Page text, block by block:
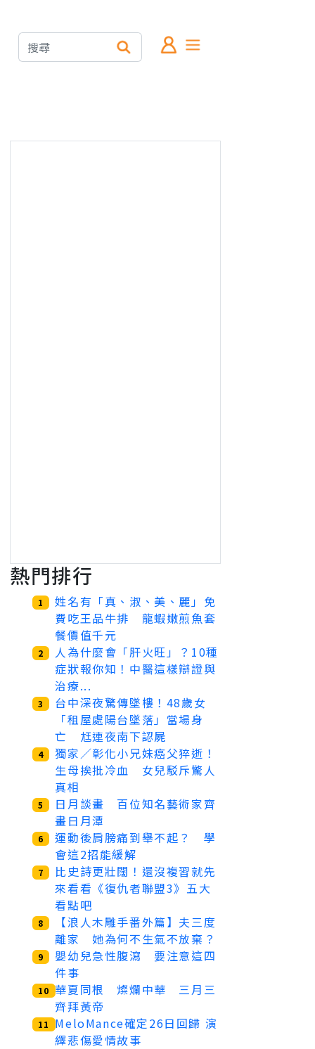
熱門排行
1
姓名有「真、淑、美、麗」免
費吃王品牛排 龍蝦嫩煎魚套
餐價值千元
2
人為什麼會「肝火旺」？10種
症狀報你知！中醫這樣辯證與
治療...
3
台中深夜驚傳墜樓！48歲女
「租屋處陽台墜落」當場身
亡 尪連夜南下認屍
4
獨家／彰化小兄妹癌父猝逝！
生母挨批冷血 女兒駁斥驚人
真相
5
日月談畫 百位知名藝術家齊
畫日月潭
6
運動後肩膀痛到舉不起？ 學
會這2招能緩解
7
比史詩更壯闊！還沒複習就先
來看看《復仇者聯盟3》五大
看點吧
8
【浪人木雕手番外篇】夫三度
離家 她為何不生氣不放棄？
9
嬰幼兒急性腹瀉 要注意這四
件事
10 華夏同根 燦爛中華 三月三
齊拜黃帝
11
MeloMance確定26日回歸 演
繹悲傷愛情故事